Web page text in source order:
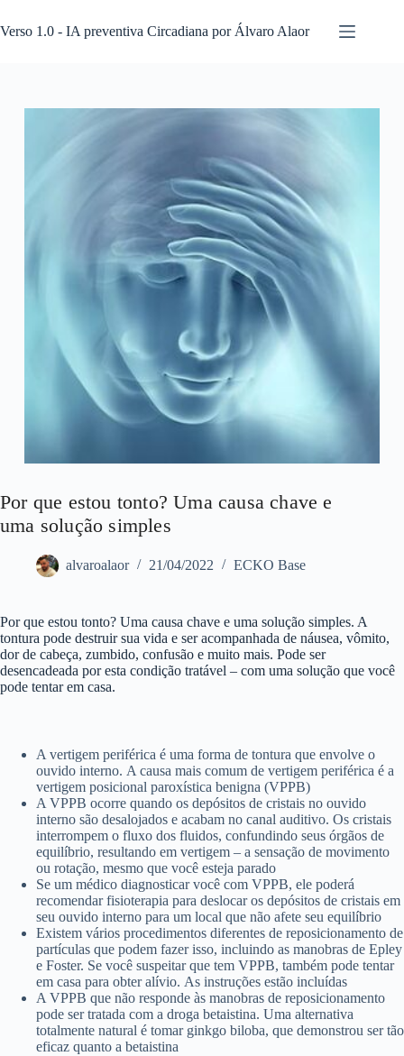
para
o
Verso 1.0 - IA preventiva Circadiana por Álvaro Alaor
Por que estou tonto? Uma causa chave e
uma solução simples
alvaroalaor 21/04/2022 ECKO Base
Por que estou tonto? Uma causa chave e uma solução simples. A
tontura pode destruir sua vida e ser acompanhada de náusea, vômito,
dor de cabeça, zumbido, confusão e muito mais. Pode ser
desencadeada por esta condição tratável – com uma solução que você
pode tentar em casa.
A vertigem periférica é uma forma de tontura que envolve o
ouvido interno. A causa mais comum de vertigem periférica é a
vertigem posicional paroxística benigna (VPPB)
A VPPB ocorre quando os depósitos de cristais no ouvido
interno são desalojados e acabam no canal auditivo. Os cristais
interrompem o fluxo dos fluidos, confundindo seus órgãos de
equilíbrio, resultando em vertigem – a sensação de movimento
ou rotação, mesmo que você esteja parado
Se um médico diagnosticar você com VPPB, ele poderá
recomendar fisioterapia para deslocar os depósitos de cristais em
seu ouvido interno para um local que não afete seu equilíbrio
Existem vários procedimentos diferentes de reposicionamento de
partículas que podem fazer isso, incluindo as manobras de Epley
e Foster. Se você suspeitar que tem VPPB, também pode tentar
em casa para obter alívio. As instruções estão incluídas
A VPPB que não responde às manobras de reposicionamento
pode ser tratada com a droga betaistina. Uma alternativa
totalmente natural é tomar ginkgo biloba, que demonstrou ser tão
eficaz quanto a betaistina